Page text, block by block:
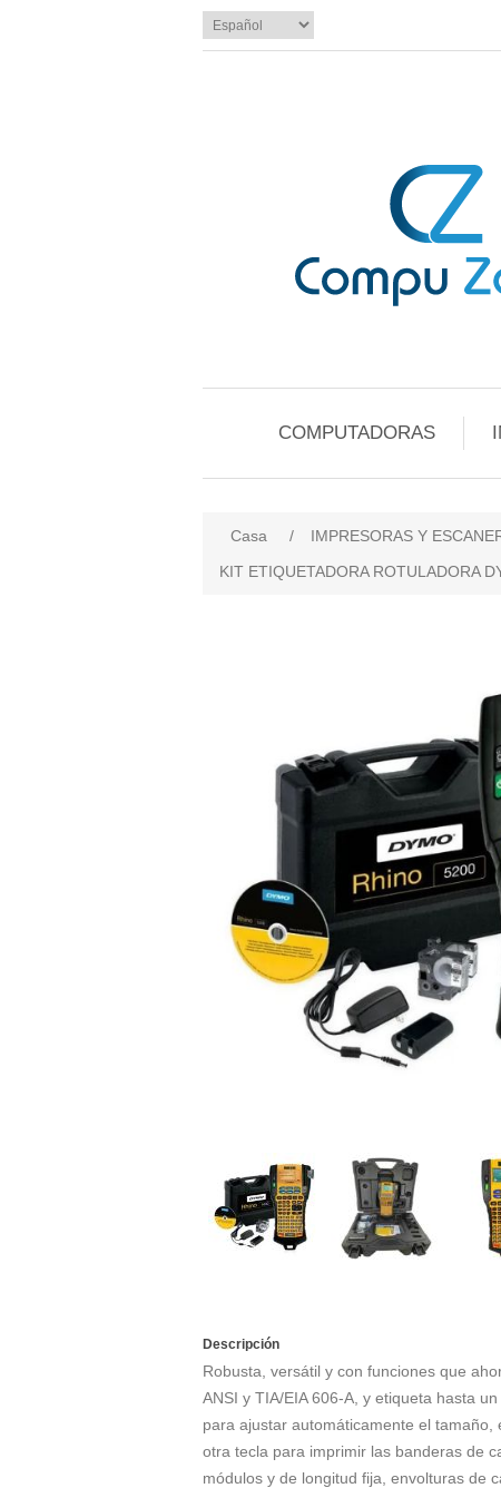
COMPUTADORAS
Casa / IMPRESORAS Y
KIT ETIQUETADORA ROTULADORA
Descripción
Robusta, versátil y con funciones que
ANSI y TIA/EIA 606-A, y etiqueta hasta
para ajustar automáticamente el
otra tecla para imprimir las banderas de
módulos y de longitud fija, envolturas de